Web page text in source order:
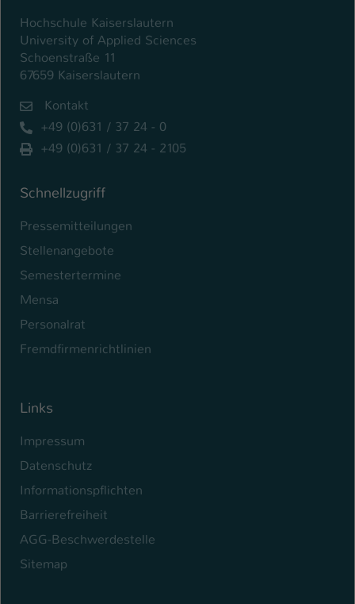
Hochschule Kaiserslautern
University of Applied Sciences
Schoenstraße 11
67659 Kaiserslautern
Kontakt
+49 (0)631 / 37 24 - 0
+49 (0)631 / 37 24 - 2105
Schnellzugriff
Pressemitteilungen
Stellenangebote
Semestertermine
Mensa
Personalrat
Fremdfirmenrichtlinien
Links
Impressum
Datenschutz
Informationspflichten
Barrierefreiheit
AGG-Beschwerdestelle
Sitemap